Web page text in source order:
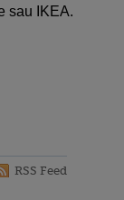
sau IKEA.
RSS Feed